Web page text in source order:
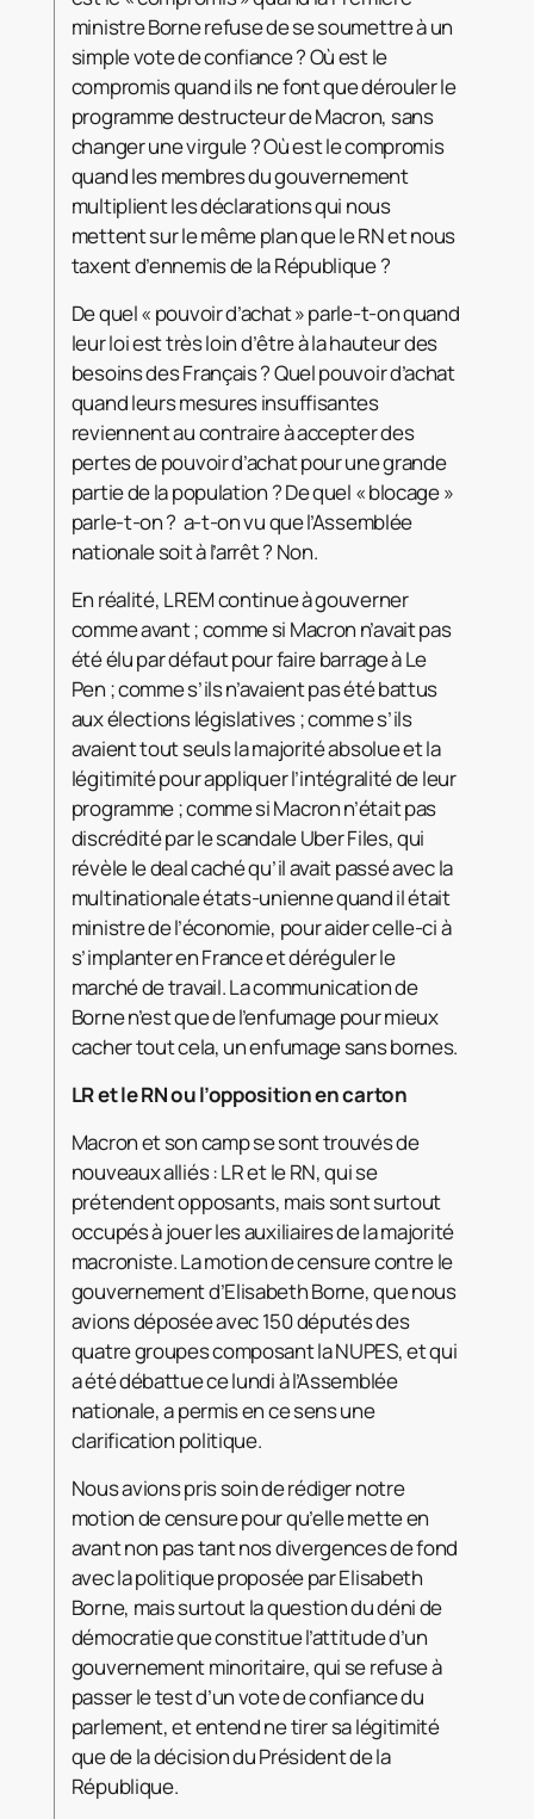
ministre Borne refuse de se soumettre à un
simple vote de confiance ? Où est le
compromis quand ils ne font que dérouler le
programme destructeur de Macron, sans
changer une virgule ? Où est le compromis
quand les membres du gouvernement
multiplient les déclarations qui nous
mettent sur le même plan que le RN et nous
taxent d’ennemis de la République ?
De quel « pouvoir d’achat » parle-t-on quand
leur loi est très loin d’être à la hauteur des
besoins des Français ? Quel pouvoir d’achat
quand leurs mesures insuffisantes
reviennent au contraire à accepter des
pertes de pouvoir d’achat pour une grande
partie de la population ? De quel « blocage »
parle-t-on ? a-t-on vu que l’Assemblée
nationale soit à l’arrêt ? Non.
En réalité, LREM continue à gouverner
comme avant ; comme si Macron n’avait pas
été élu par défaut pour faire barrage à Le
Pen ; comme s’ils n’avaient pas été battus
aux élections législatives ; comme s’ils
avaient tout seuls la majorité absolue et la
légitimité pour appliquer l’intégralité de leur
programme ; comme si Macron n’était pas
discrédité par le scandale Uber Files, qui
révèle le deal caché qu’il avait passé avec la
multinationale états-unienne quand il était
ministre de l’économie, pour aider celle-ci à
s’implanter en France et déréguler le
marché de travail. La communication de
Borne n’est que de l’enfumage pour mieux
cacher tout cela, un enfumage sans bornes.
LR et le RN ou l’opposition en carton
Macron et son camp se sont trouvés de
nouveaux alliés : LR et le RN, qui se
prétendent opposants, mais sont surtout
occupés à jouer les auxiliaires de la majorité
macroniste. La motion de censure contre le
gouvernement d’Elisabeth Borne, que nous
avions déposée avec 150 députés des
quatre groupes composant la NUPES, et qui
a été débattue ce lundi à l’Assemblée
nationale, a permis en ce sens une
clarification politique.
Nous avions pris soin de rédiger notre
motion de censure pour qu’elle mette en
avant non pas tant nos divergences de fond
avec la politique proposée par Elisabeth
Borne, mais surtout la question du déni de
démocratie que constitue l’attitude d’un
gouvernement minoritaire, qui se refuse à
passer le test d’un vote de confiance du
parlement, et entend ne tirer sa légitimité
que de la décision du Président de la
République.